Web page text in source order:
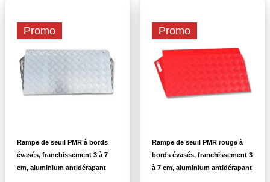
Promo
Rampe de seuil PMR à bords
évasés, franchissement 3 à 7
cm, aluminium antidérapant
Promo
Rampe de seuil PMR rouge à
bords évasés, franchissement 3
à 7 cm, aluminium antidérapant